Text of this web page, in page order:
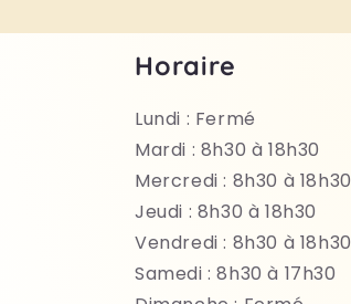
Horaire
Lundi : Fermé
Mardi : 8h30 à 18h30
Mercredi : 8h30 à 18h30
Jeudi : 8h30 à 18h30
Vendredi : 8h30 à 18h30
Samedi : 8h30 à 17h30